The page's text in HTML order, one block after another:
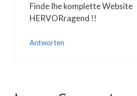
Finde Ihe komplette Website
HERVORragend !!
Antworten